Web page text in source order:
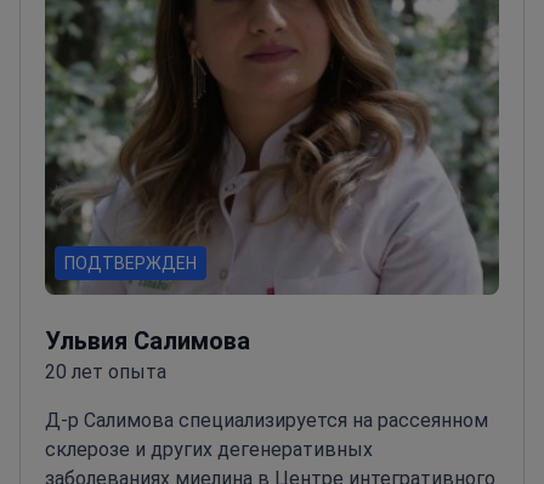
медицинских подходов
Активный участник
международных неврологических конференций
и семинаров
ПОДТВЕРЖДЕН
Ульвия Салимова
20 лет опыта
Д-р Салимова специализируется на рассеянном
склерозе и других дегенеративных
заболеваниях миелина в Центре интегративного